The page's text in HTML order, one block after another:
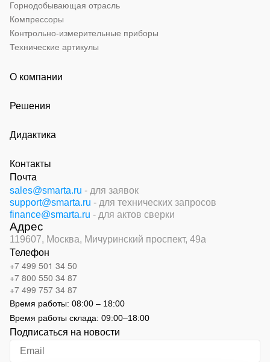
Горнодобывающая отрасль
Компрессоры
Контрольно-измерительные приборы
Технические артикулы
О компании
Решения
Дидактика
Контакты
Почта
sales@smarta.ru - для заявок
support@smarta.ru - для технических запросов
finance@smarta.ru - для актов сверки
Адрес
119607, Москва, Мичуринский проспект, 49а
Телефон
+7 499 501 34 50
+7 800 550 34 87
+7 499 757 34 87
Время работы: 08:00 – 18:00
Время работы склада: 09:00–18:00
Подписаться на новости